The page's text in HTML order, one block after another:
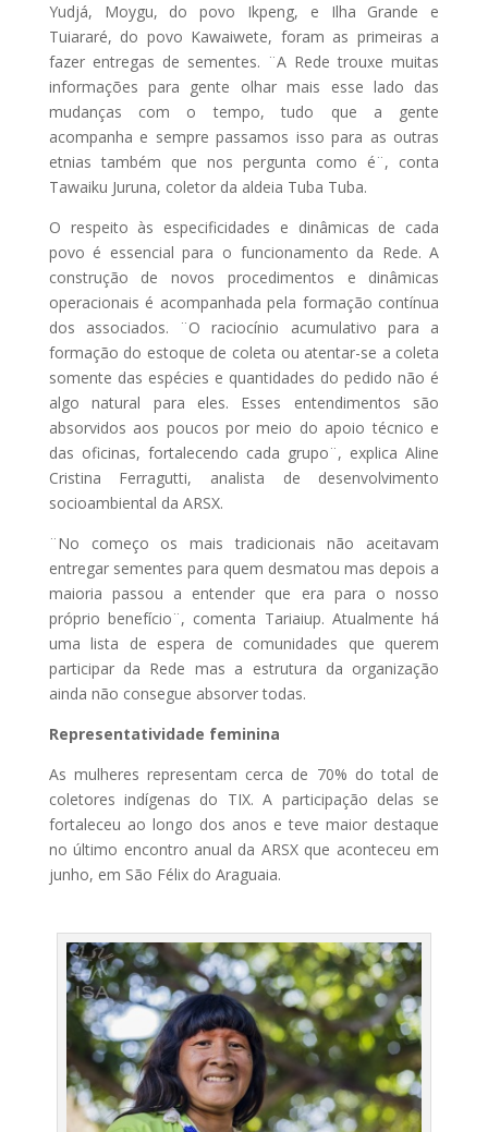
Yudjá, Moygu, do povo Ikpeng, e Ilha Grande e
Tuiararé, do povo Kawaiwete, foram as primeiras a
fazer entregas de sementes. ¨A Rede trouxe muitas
informações para gente olhar mais esse lado das
mudanças com o tempo, tudo que a gente
acompanha e sempre passamos isso para as outras
etnias também que nos pergunta como é¨, conta
Tawaiku Juruna, coletor da aldeia Tuba Tuba.
O respeito às especificidades e dinâmicas de cada
povo é essencial para o funcionamento da Rede. A
construção de novos procedimentos e dinâmicas
operacionais é acompanhada pela formação contínua
dos associados. ¨O raciocínio acumulativo para a
formação do estoque de coleta ou atentar-se a coleta
somente das espécies e quantidades do pedido não é
algo natural para eles. Esses entendimentos são
absorvidos aos poucos por meio do apoio técnico e
das oficinas, fortalecendo cada grupo¨, explica Aline
Cristina Ferragutti, analista de desenvolvimento
socioambiental da ARSX.
¨No começo os mais tradicionais não aceitavam
entregar sementes para quem desmatou mas depois a
maioria passou a entender que era para o nosso
próprio benefício¨, comenta Tariaiup. Atualmente há
uma lista de espera de comunidades que querem
participar da Rede mas a estrutura da organização
ainda não consegue absorver todas.
Representatividade feminina
As mulheres representam cerca de 70% do total de
coletores indígenas do TIX. A participação delas se
fortaleceu ao longo dos anos e teve maior destaque
no último encontro anual da ARSX que aconteceu em
junho, em São Félix do Araguaia.